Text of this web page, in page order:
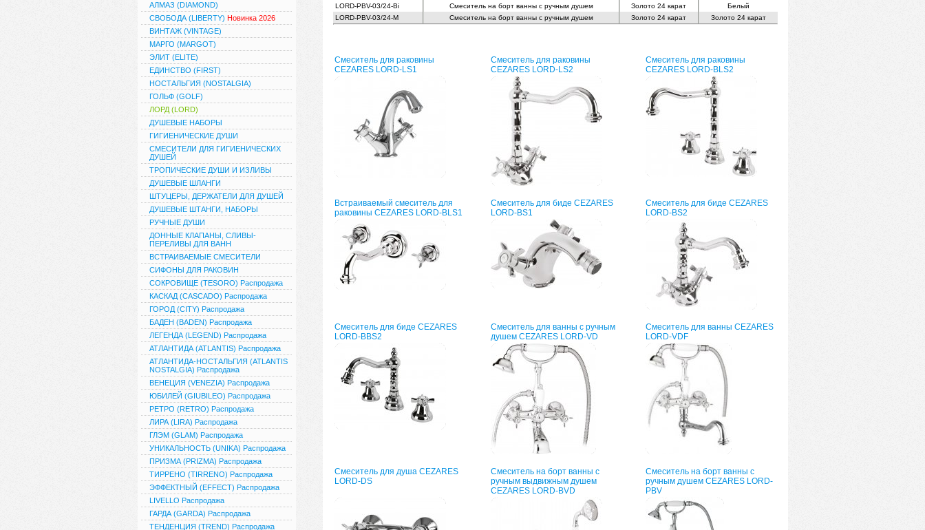
АЛМАЗ (DIAMOND)
СВОБОДА (LIBERTY) Новинка 2026
ВИНТАЖ (VINTAGE)
МАРГО (MARGOT)
ЭЛИТ (ELITE)
ЕДИНСТВО (FIRST)
НОСТАЛЬГИЯ (NOSTALGIA)
ГОЛЬФ (GOLF)
ЛОРД (LORD)
ДУШЕВЫЕ НАБОРЫ
ГИГИЕНИЧЕСКИЕ ДУШИ
СМЕСИТЕЛИ ДЛЯ ГИГИЕНИЧЕСКИХ
ДУШЕЙ
ТРОПИЧЕСКИЕ ДУШИ И ИЗЛИВЫ
ДУШЕВЫЕ ШЛАНГИ
ШТУЦЕРЫ, ДЕРЖАТЕЛИ ДЛЯ ДУШЕЙ
ДУШЕВЫЕ ШТАНГИ, НАБОРЫ
РУЧНЫЕ ДУШИ
ДОННЫЕ КЛАПАНЫ, СЛИВЫ-
ПЕРЕЛИВЫ ДЛЯ ВАНН
ВСТРАИВАЕМЫЕ СМЕСИТЕЛИ
СИФОНЫ ДЛЯ РАКОВИН
СОКРОВИЩЕ (TESORO) Распродажа
КАСКАД (CASCADO) Распродажа
ГОРОД (CITY) Распродажа
БАДЕН (BADEN) Распродажа
ЛЕГЕНДА (LEGEND) Распродажа
АТЛАНТИДА (ATLANTIS) Распродажа
АТЛАНТИДА-НОСТАЛЬГИЯ (ATLANTIS
NOSTALGIA) Распродажа
ВЕНЕЦИЯ (VENEZIA) Распродажа
ЮБИЛЕЙ (GIUBILEO) Распродажа
РЕТРО (RETRO) Распродажа
ЛИРА (LIRA) Распродажа
ГЛЭМ (GLAM) Распродажа
УНИКАЛЬНОСТЬ (UNIKA) Распродажа
ПРИЗМА (PRIZMA) Распродажа
ТИРРЕНО (TIRRENO) Распродажа
ЭФФЕКТНЫЙ (EFFECT) Распродажа
LIVELLO Распродажа
ГАРДА (GARDA) Распродажа
ТЕНДЕНЦИЯ (TREND) Распродажа
LORD-PBV-03/24-Bi
Смеситель на борт ванны с ручным душем Золото 24 карат
Белый
LORD-PBV-03/24-M
Смеситель на борт ванны с ручным душем Золото 24 карат Золото 24 карат
Смеситель для раковины
CEZARES LORD-LS1
Смеситель для раковины
CEZARES LORD-LS2
Смеситель для раковины
CEZARES LORD-BLS2
Встраиваемый смеситель для
раковины CEZARES LORD-BLS1
Смеситель для биде CEZARES
LORD-BS1
Смеситель для биде CEZARES
LORD-BS2
Смеситель для биде CEZARES
LORD-BBS2
Смеситель для ванны с ручным
душем CEZARES LORD-VD
Смеситель для ванны CEZARES
LORD-VDF
Смеситель для душа CEZARES
LORD-DS
Смеситель на борт ванны с
ручным выдвижным душем
CEZARES LORD-BVD
Смеситель на борт ванны с
ручным душем CEZARES LORD-
PBV